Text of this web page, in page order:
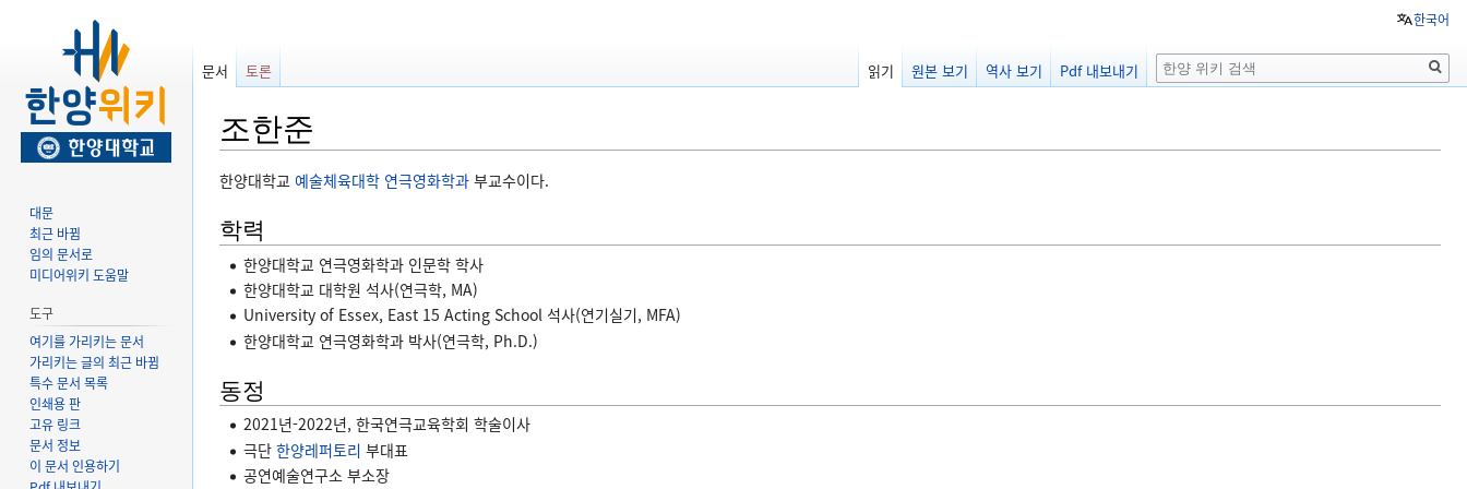
조한준
둘
보
기
로
가
기
검
하
러
가
기
한양대학교 예술체육대학 연극영화학과 부교수이다.
학력
한양대학교 연극영화학과 인문학 학사
한양대학교 대학원 석사(연극학, MA)
University of Essex, East 15 Acting School 석사(연기실기, MFA)
한양대학교 연극영화학과 박사(연극학, Ph.D.)
동정
2021년-2022년, 한국연극교육학회 학술이사
극단한양레퍼토리 부대표
공연예술연구소 부소장
한국어
문서 토론 읽기 원본 보기 역사 보기 Pdf 내보내기
검
색
대문
최근 바뀜
임의 문서로
미디어위키 도움말
도구
여기를 가리키는 문서
가리키는 글의 최근 바뀜
특수 문서 목록
인쇄용 판
고유 링크
문서 정보
이 문서 인용하기